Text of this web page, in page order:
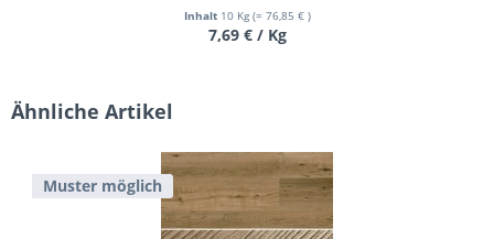
Inhalt 10 Kg (= 76,85 € )
7,69 € / Kg
Ähnliche Artikel
Muster möglich